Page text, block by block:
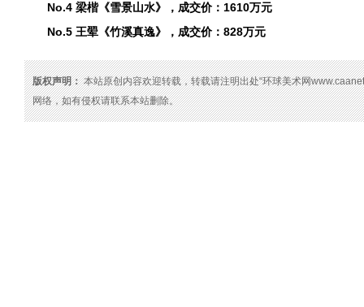
No.4 梁楷《雪景山水》，成交价：1610万元
No.5 王翚《竹溪真逸》，成交价：828万元
版权声明：本站原创内容欢迎转载，转载请注明出处“环球美术网
网络，如有侵权请联系本站删除。